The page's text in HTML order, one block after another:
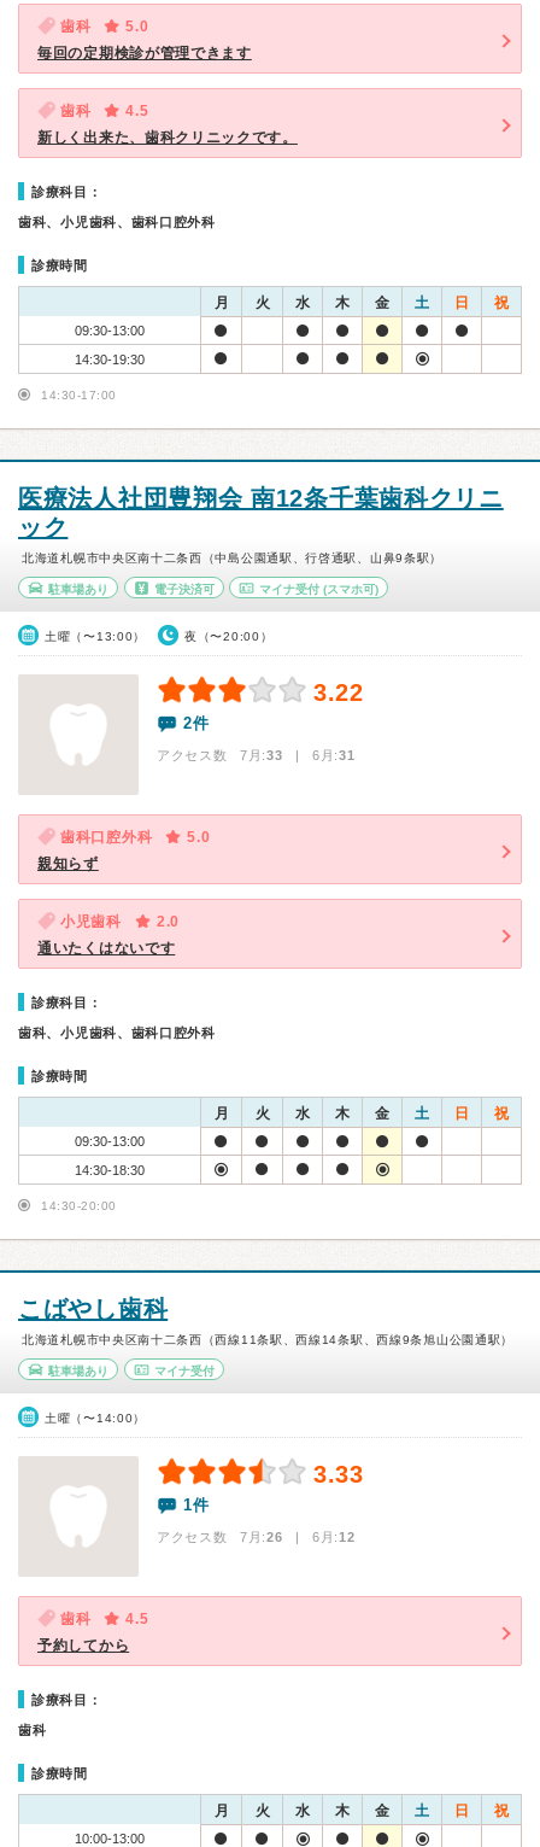
歯科
5.0
毎回の定期検診が管理できます
歯科
4.5
新しく出来た、歯科クリニックです。
診療科目：
歯科、小児歯科、歯科口腔外科
診療時間
月 火 水 木 金 土 日 祝
09:30-13:00
14:30-19:30
14:30-17:00
医療法人社団豊翔会 南12条千葉歯科クリニ
ック
北海道札幌市中央区南十二条西（中島公園通駅、行啓通駅、山鼻9条駅）
駐車場あり 電子決済可 マイナ受付 (スマホ可)
土曜（〜13:00） 夜（〜20:00）
3.22
2件
アクセス数 7月:33 | 6月:31
歯科口腔外科
5.0
親知らず
小児歯科
2.0
通いたくはないです
診療科目：
歯科、小児歯科、歯科口腔外科
診療時間
月 火 水 木 金 土 日 祝
09:30-13:00
14:30-18:30
14:30-20:00
こばやし歯科
北海道札幌市中央区南十二条西（西線11条駅、西線14条駅、西線9条旭山公園通駅）
駐車場あり マイナ受付
土曜（〜14:00）
3.33
1件
アクセス数 7月:26 | 6月:12
歯科
4.5
予約してから
診療科目：
歯科
診療時間
月 火 水 木 金 土 日 祝
10:00-13:00